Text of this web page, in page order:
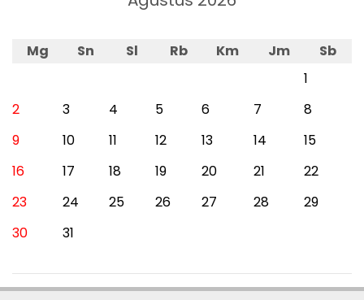
Mg Sn Sl Rb Km Jm
Sb
1
2
3 4 5 6 7
8
9
10 11 12 13 14
15
16
17 18 19 20 21
22
23
24 25 26 27 28
29
30
31